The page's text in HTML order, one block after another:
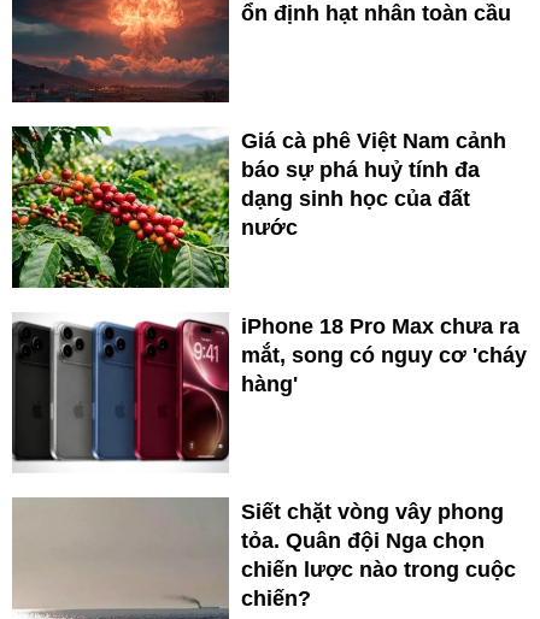
ổn định hạt nhân toàn cầu
Giá cà phê Việt Nam cảnh
báo sự phá huỷ tính đa
dạng sinh học của đất
nước
iPhone 18 Pro Max chưa ra
mắt, song có nguy cơ 'cháy
hàng'
Siết chặt vòng vây phong
tỏa. Quân đội Nga chọn
chiến lược nào trong cuộc
chiến?